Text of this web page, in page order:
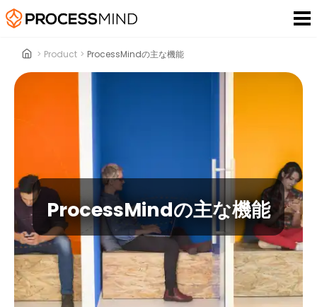
> Product > ProcessMindの主な機能
ProcessMindの主な機能